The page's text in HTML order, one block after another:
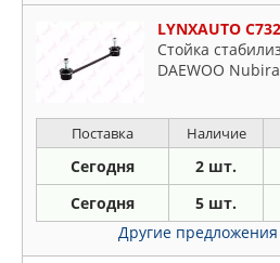
FORMPART
JP GROUP
LYNXAUTO
MOOG
NIPPARTS
NK
Nexia
Rezzo
Tosca
LYNXAUTO
Стойка
DAEWOO
Поставка Наличие
Сегодня 2 шт.
Сегодня 5 шт.
Другие предложения